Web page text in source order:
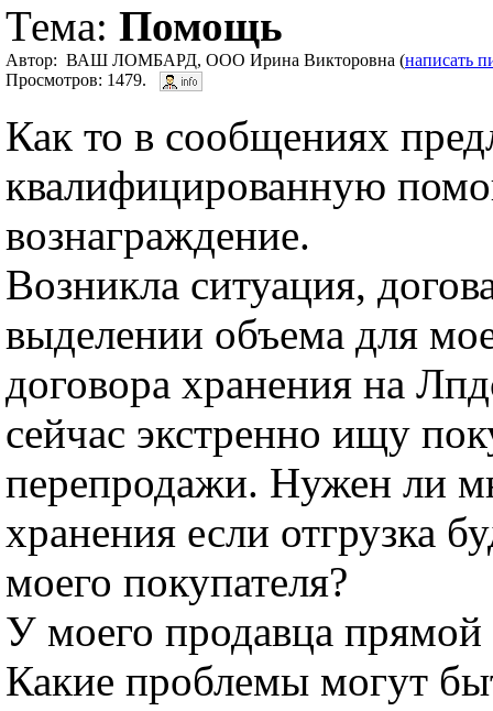
Тема: Помощь
Автор: ВАШ ЛОМБАРД, ООО Ирина Викторовна (написать
Просмотров: 1479.
Как то в сообщениях
квалифицированную
вознаграждение.
Возникла ситуация,
выделении объема для
договора хранения на
сейчас экстренно ищу
перепродажи. Нужен ли
хранения если отгрузка
моего покупателя?
У моего продавца прямой
Какие проблемы могут